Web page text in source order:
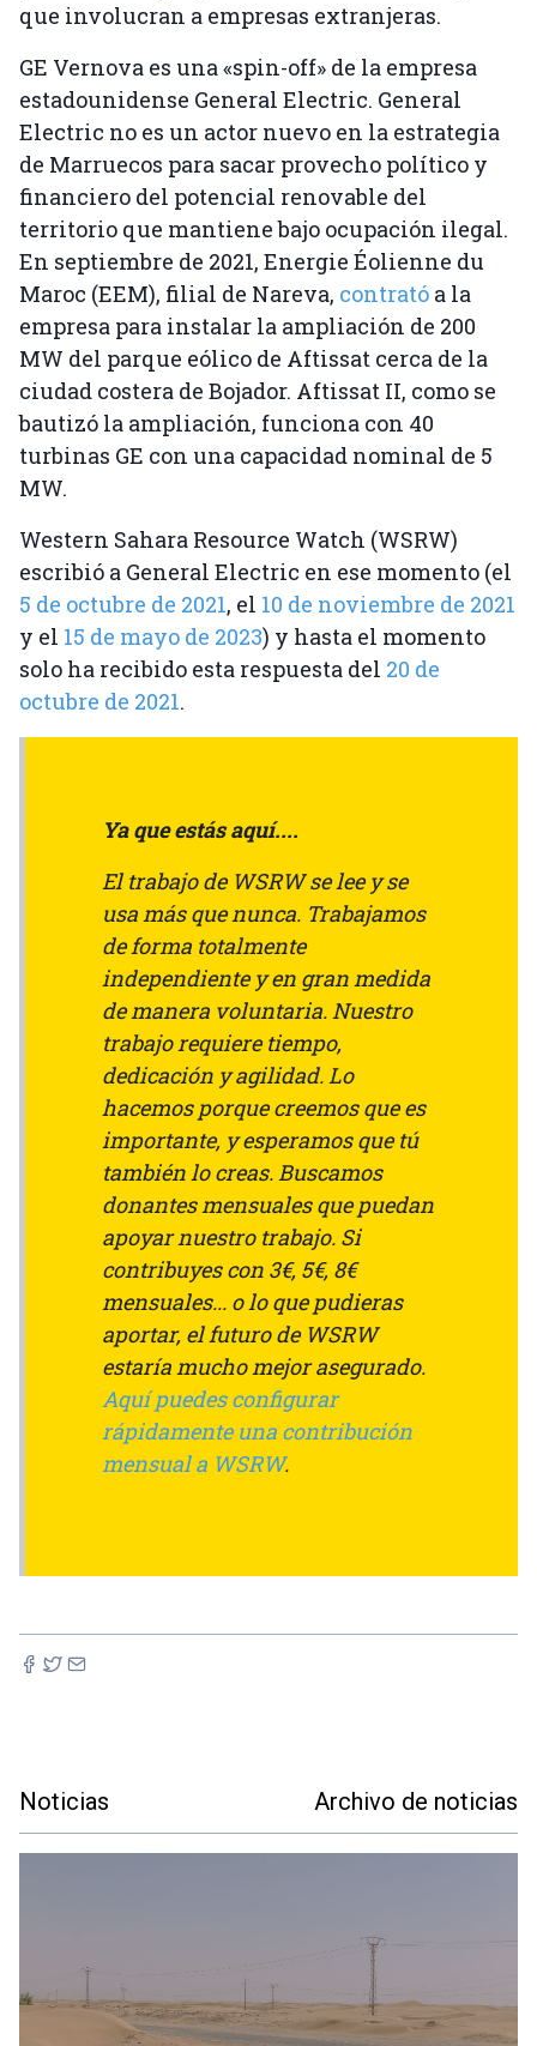
que involucran a empresas extranjeras.
GE Vernova es una «spin-off» de la empresa
estadounidense General Electric. General
Electric no es un actor nuevo en la estrategia
de Marruecos para sacar provecho político y
financiero del potencial renovable del
territorio que mantiene bajo ocupación ilegal.
En septiembre de 2021, Energie Éolienne du
Maroc (EEM), filial de Nareva, contrató a la
empresa para instalar la ampliación de 200
MW del parque eólico de Aftissat cerca de la
ciudad costera de Bojador. Aftissat II, como se
bautizó la ampliación, funciona con 40
turbinas GE con una capacidad nominal de 5
MW.
Western Sahara Resource Watch (WSRW)
escribió a General Electric en ese momento (el
5 de octubre de 2021, el 10 de noviembre de 2021
y el 15 de mayo de 2023) y hasta el momento
solo ha recibido esta respuesta del 20 de
octubre de 2021.
Ya que estás aquí....
El trabajo de WSRW se lee y se
usa más que nunca. Trabajamos
de forma totalmente
independiente y en gran medida
de manera voluntaria. Nuestro
trabajo requiere tiempo,
dedicación y agilidad. Lo
hacemos porque creemos que es
importante, y esperamos que tú
también lo creas. Buscamos
donantes mensuales que puedan
apoyar nuestro trabajo. Si
contribuyes con 3€, 5€, 8€
mensuales... o lo que pudieras
aportar, el futuro de WSRW
estaría mucho mejor asegurado.
Aquí puedes configurar
rápidamente una contribución
mensual a WSRW.
Noticias Archivo de noticias